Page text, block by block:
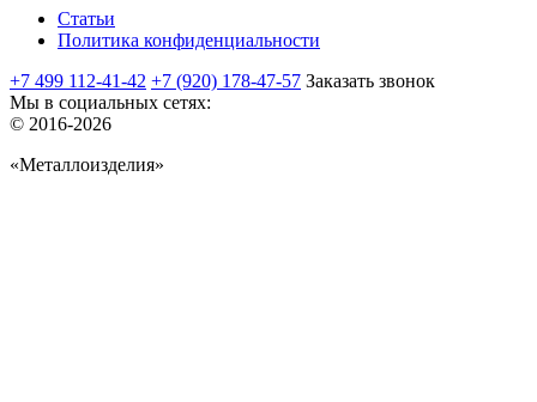
Статьи
Политика конфиденциальности
+7 499 112-41-42 +7 (920) 178-47-57 Заказать звонок
Мы в социальных сетях:
© 2016-2026
«Металлоизделия»